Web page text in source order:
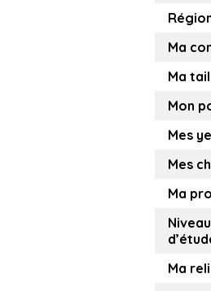
Ma
Ma
Mon
Mes
Mes
Ma
Niveau
Ma